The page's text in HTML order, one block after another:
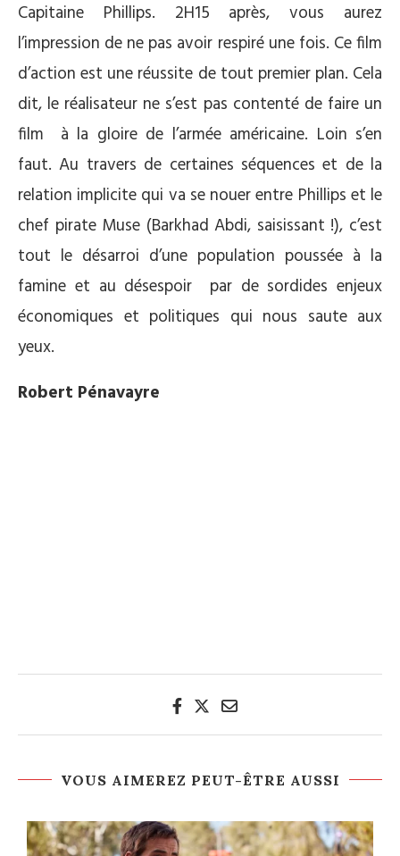
Capitaine Phillips. 2H15 après, vous aurez
l’impression de ne pas avoir respiré une fois. Ce film
d’action est une réussite de tout premier plan. Cela
dit, le réalisateur ne s’est pas contenté de faire un
film à la gloire de l’armée américaine. Loin s’en
faut. Au travers de certaines séquences et de la
relation implicite qui va se nouer entre Phillips et le
chef pirate Muse (Barkhad Abdi, saisissant !), c’est
tout le désarroi d’une population poussée à la
famine et au désespoir par de sordides enjeux
économiques et politiques qui nous saute aux
yeux.
Robert Pénavayre
VOUS AIMEREZ PEUT-ÊTRE AUSSI